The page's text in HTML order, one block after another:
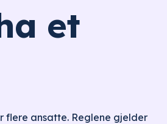
et
flere ansatte. Reglene gjelder